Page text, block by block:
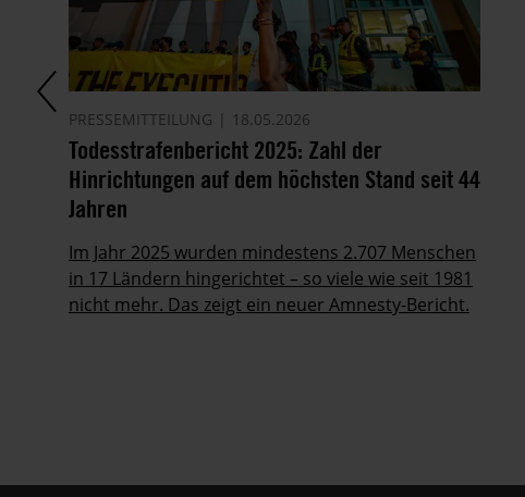
PRESSEMITTEILUNG 18.05.2026
Todesstrafenbericht 2025: Zahl der
Hinrichtungen auf dem höchsten Stand seit 44
Jahren
Im Jahr 2025 wurden mindestens 2.707 Menschen
in 17 Ländern hingerichtet – so viele wie seit 1981
nicht mehr. Das zeigt ein neuer Amnesty-Bericht.